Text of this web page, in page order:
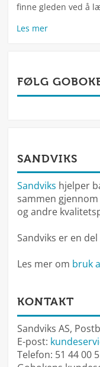
finne gleden ved å
Les mer
FØLG
SANDVIKS
Sandviks hjelper
sammen
og andre
Sandviks er en del
Les mer om bruk
KONTAKT
Sandviks AS,
E-post:
Telefon: 51 44 00